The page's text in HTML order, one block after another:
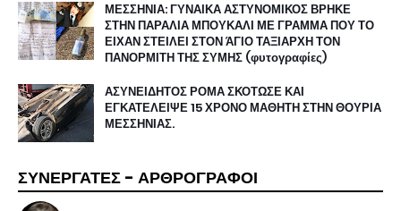
ΜΕΣΣΗΝΙΑ: ΓΥΝΑΙΚΑ ΑΣΤΥΝΟΜΙΚΟΣ ΒΡΗΚΕ
ΣΤΗΝ ΠΑΡΑΛΙΑ ΜΠΟΥΚΑΛΙ ΜΕ ΓΡΑΜΜΑ ΠΟΥ ΤΟ
ΕΙΧΑΝ ΣΤΕΙΛΕΙ ΣΤΟΝ ΆΓΙΟ ΤΑΞΙΑΡΧΗ ΤΟΝ
ΠΑΝΟΡΜΙΤΗ ΤΗΣ ΣΥΜΗΣ (φυτογραφίες)
ΑΣΥΝΕΙΔΗΤΟΣ ΡΟΜΑ ΣΚΟΤΩΣΕ ΚΑΙ
ΕΓΚΑΤΕΛΕΙΨΕ 15 ΧΡΟΝΟ ΜΑΘΗΤΗ ΣΤΗΝ ΘΟΥΡΙΑ
ΜΕΣΣΗΝΙΑΣ.
ΣΥΝΕΡΓΑΤΕΣ - ΑΡΘΡΟΓΡΑΦΟΙ